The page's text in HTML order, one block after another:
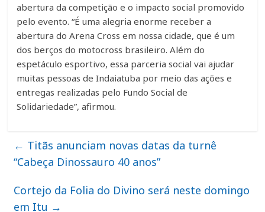
abertura da competição e o impacto social promovido
pelo evento. “É uma alegria enorme receber a
abertura do Arena Cross em nossa cidade, que é um
dos berços do motocross brasileiro. Além do
espetáculo esportivo, essa parceria social vai ajudar
muitas pessoas de Indaiatuba por meio das ações e
entregas realizadas pelo Fundo Social de
Solidariedade”, afirmou.
← Titãs anunciam novas datas da turnê
“Cabeça Dinossauro 40 anos”
Cortejo da Folia do Divino será neste domingo
em Itu →